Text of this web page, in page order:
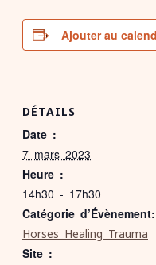
Ajouter au
DÉTAILS
Date :
7 mars 2023
Heure :
14h30 - 17h30
Catégorie d’Évènement:
Horses Healing Trauma
Site :